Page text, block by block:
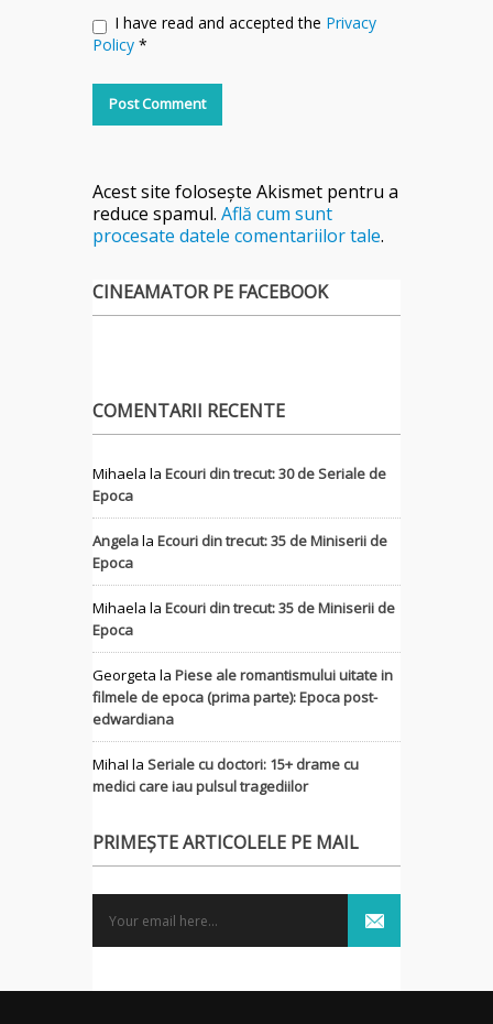
I have read and accepted the Privacy
Policy *
Acest site folosește Akismet pentru a
reduce spamul. Află cum sunt
procesate datele comentariilor tale.
CINEAMATOR PE FACEBOOK
COMENTARII RECENTE
Mihaela la Ecouri din trecut: 30 de Seriale de
Epoca
Angelala Ecouri din trecut: 35 de Miniserii de
Epoca
Mihaela la Ecouri din trecut: 35 de Miniserii de
Epoca
Georgeta la Piese ale romantismului uitate in
filmele de epoca (prima parte): Epoca post-
edwardiana
MihaI la Seriale cu doctori: 15+ drame cu
medici care iau pulsul tragediilor
PRIMEȘTE ARTICOLELE PE MAIL